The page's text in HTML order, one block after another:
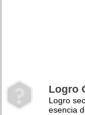
Logro
Logro
esencia